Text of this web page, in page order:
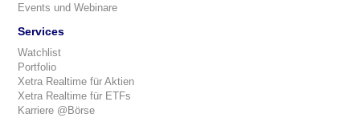
Events und Webinare
Services
Watchlist
Portfolio
Xetra Realtime für Aktien
Xetra Realtime für ETFs
Karriere @Börse